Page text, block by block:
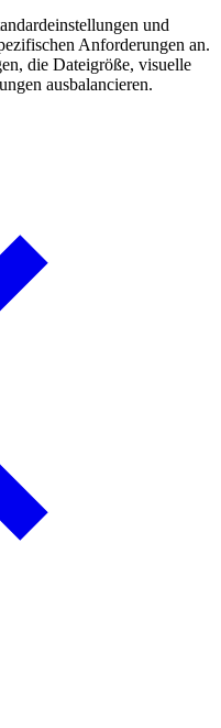
und
Anforderungen an.
die Dateigröße, visuelle
ausbalancieren.